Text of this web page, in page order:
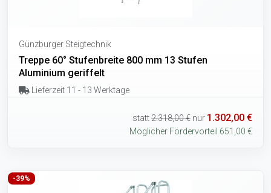
Günzburger Steigtechnik
Treppe 60° Stufenbreite 800 mm 13 Stufen
Aluminium geriffelt
Lieferzeit 11 - 13 Werktage
statt2.318,00 € nur 1.302,00 €
Möglicher Fördervorteil 651,00 €
-39%